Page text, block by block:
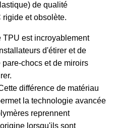
de qualité
et obsolète.
TPU est incroyablement
d'étirer et de
chocs et de miroirs
différence de matériau
la technologie avancée
reprennent
lorsqu'ils sont